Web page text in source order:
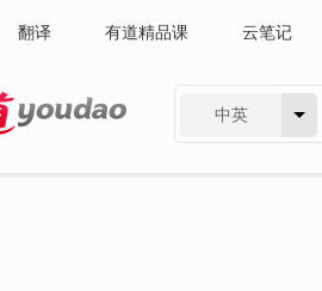
翻译 有道精品课 云笔记
中英